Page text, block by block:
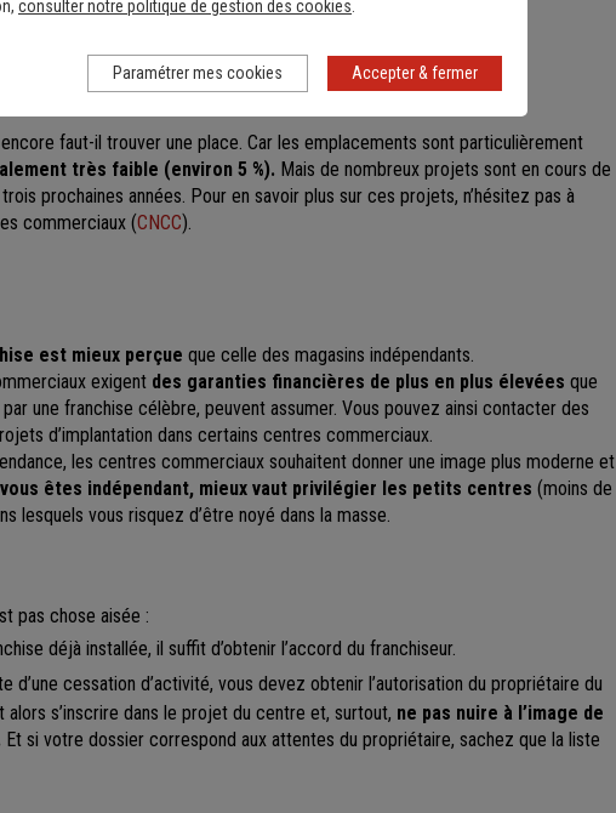
centre commercial ?
faut-il trouver une place. Car les emplacements sont particulièrement
très faible (environ 5 %). Mais de nombreux projets sont en cours de
prochaines années. Pour en savoir plus sur ces projets, n’hésitez pas à
commerciaux (CNCC).
est mieux perçue que celle des magasins indépendants.
exigent des garanties financières de plus en plus élevées que
une franchise célèbre, peuvent assumer. Vous pouvez ainsi contacter des
d’implantation dans certains centres commerciaux.
les centres commerciaux souhaitent donner une image plus moderne et
êtes indépendant, mieux vaut privilégier les petits centres (moins de
lesquels vous risquez d’être noyé dans la masse.
pas chose aisée :
déjà installée, il suffit d’obtenir l’accord du franchiseur.
d’une cessation d’activité, vous devez obtenir l’autorisation du propriétaire du
s’inscrire dans le projet du centre et, surtout, ne pas nuire à l’image de
Et si votre dossier correspond aux attentes du propriétaire, sachez que la liste
consulter notre politique de gestion des cookies
Accepter & fermer
Paramétrer mes cookies